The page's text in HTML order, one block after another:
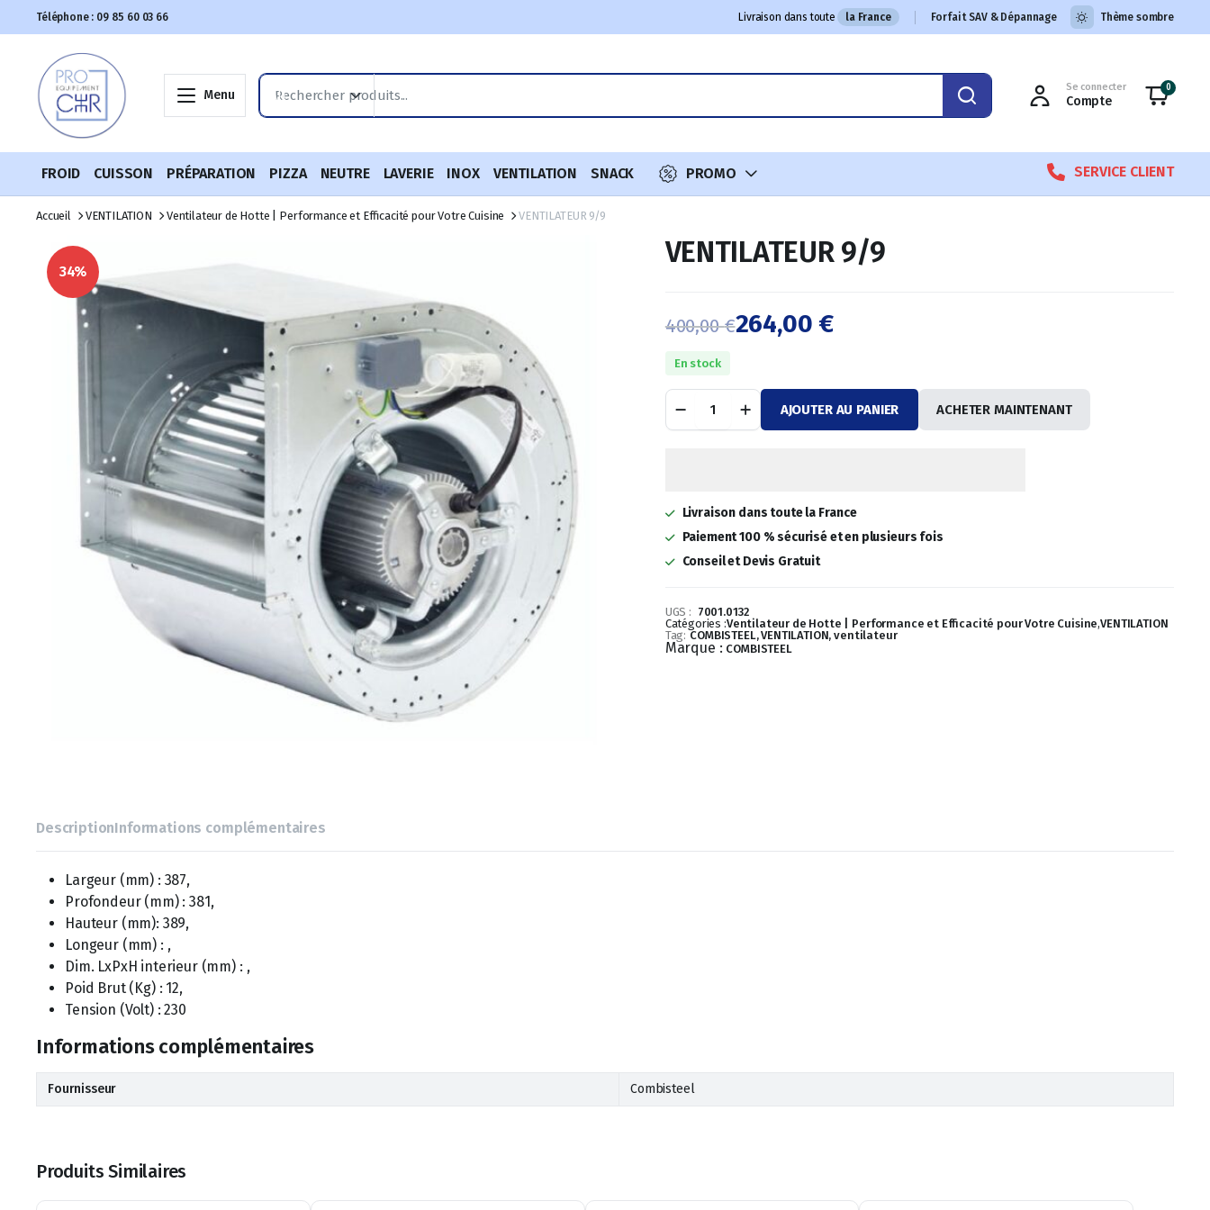
Téléphone : 09 85 60 03 66 Livraison dans toute la France Forfait SAV & Dépannage Thème sombre
Menu
Se connecter
Compte
0
FROID CUISSON PRÉPARATION PIZZA NEUTRE LAVERIE INOX VENTILATION SNACK PROMO SERVICE CLIENT
Accueil VENTILATION Ventilateur de Hotte | Performance et Efficacité pour Votre Cuisine VENTILATEUR 9/9
34%
VENTILATEUR 9/9
400,00€
Le
prix
initial
400,00 €.
264,00€
Le
prix
actuel
264,00 €.
En stock
VENTILATEUR
quantité
AJOUTER AU PANIER ACHETER MAINTENANT
Livraison dans toute la France
Paiement 100 % sécurisé et en plusieurs fois
Conseil et Devis Gratuit
UGS : 7001.0132
Catégories :Ventilateur de Hotte | Performance et Efficacité pour Votre Cuisine,VENTILATION
Tag: COMBISTEEL, VENTILATION, ventilateur
Marque : COMBISTEEL
DescriptionInformations complémentaires
Largeur (mm) : 387,
Profondeur (mm) : 381,
Hauteur (mm): 389,
Longeur (mm) : ,
Dim. LxPxH interieur (mm) : ,
Poid Brut (Kg) : 12,
Tension (Volt) : 230
Informations complémentaires
Fournisseur Combisteel
Produits Similaires